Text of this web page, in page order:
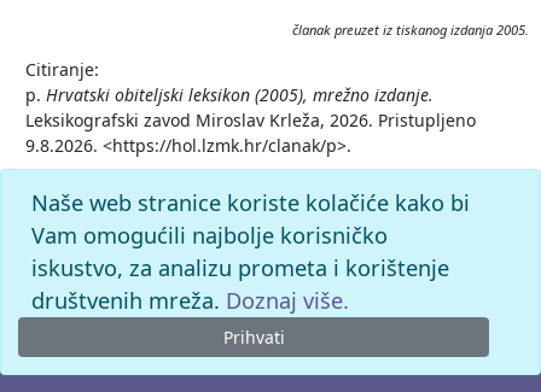
članak preuzet iz tiskanog izdanja 2005.
Citiranje:
p. Hrvatski obiteljski leksikon (2005), mrežno izdanje.
Leksikografski zavod Miroslav Krleža, 2026. Pristupljeno
9.8.2026. <https://hol.lzmk.hr/clanak/p>.
Naše web stranice koriste kolačiće kako bi
Vam omogućili najbolje korisničko
iskustvo, za analizu prometa i korištenje
društvenih mreža. Doznaj više.
Prihvati
© 2026. -Leksikografski zavodMiroslav Krleža